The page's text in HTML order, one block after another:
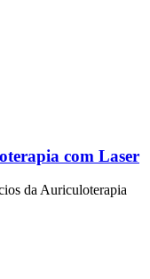
com Laser
da Auriculoterapia